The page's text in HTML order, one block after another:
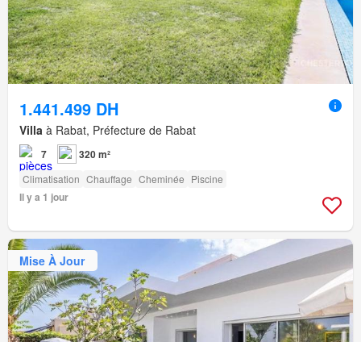
1.441.499 DH
Villa à Rabat, Préfecture de Rabat
7 320 m²
Climatisation Chauffage Cheminée Piscine
Il y a 1 jour
Mise À Jour